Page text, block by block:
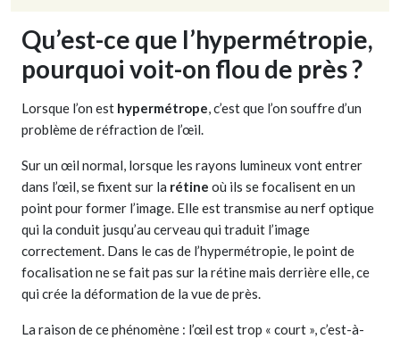
Qu’est-ce que l’hypermétropie,
pourquoi voit-on flou de près ?
Lorsque l’on est hypermétrope, c’est que l’on souffre d’un
problème de réfraction de l’œil.
Sur un œil normal, lorsque les rayons lumineux vont entrer
dans l’œil, se fixent sur la rétine où ils se focalisent en un
point pour former l’image. Elle est transmise au nerf optique
qui la conduit jusqu’au cerveau qui traduit l’image
correctement. Dans le cas de l’hypermétropie, le point de
focalisation ne se fait pas sur la rétine mais derrière elle, ce
qui crée la déformation de la vue de près.
La raison de ce phénomène : l’œil est trop « court », c’est-à-